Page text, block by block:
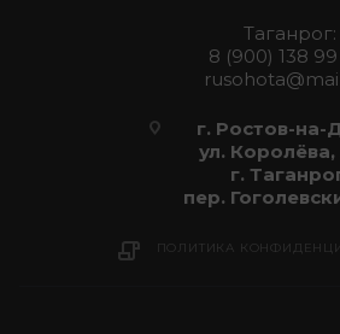
Таганрог:
8 (900) 138
г. Ростов-на-
ул. Королёва,
г.
пер.
ПОЛИТИКА